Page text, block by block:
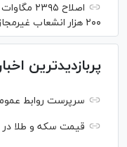
اصلاح
۲۰۰ هزار انشعاب غیرمجاز
پربازدیدترین اخبار
سرپرست روابط
قیمت سکه و طلا در ۱۱ مرداد ۱۴۰۵